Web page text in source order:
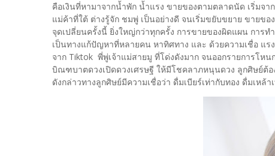
คือเงินที่หามาจากน้ำพัก น้ำแรง ขายของตามตลาดนัด เริ่มจ
แม่ค้าที่ใต้ ต่างรู้จัก ชมพู่ เป็นอย่างดี จนเริ่มขยับขยาย ขายข
จุดเปลี่ยนครั้งนี้ ยิ่งใหญ่กว่าทุกครั้ง การขายของผิดแผน การ
เป็นทางแก้ปัญหาที่หลายคน หาทิศทาง และ ด้วยความเชื่อ แ
จาก Tiktok พี่พู่เจ้าแม่สายมู ที่โด่งดังมาก จนออกรายการโ
บิณฑบาตดวงเปิดดวงเศรษฐี ให้มีโชคลาภหนุนดวง ลูกศิษย์ต้
ดังกล่าวทางลูกศิษย์มีความเชื่อว่า ดื่มเบียร์เท่ากับทอง ดื่มเหล้